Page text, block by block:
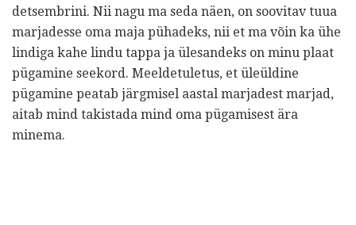
detsembrini. Nii nagu ma seda näen, on soovitav tuua
marjadesse oma maja pühadeks, nii et ma võin ka ühe
lindiga kahe lindu tappa ja ülesandeks on minu plaat
pügamine seekord. Meeldetuletus, et üleüldine
pügamine peatab järgmisel aastal marjadest marjad,
aitab mind takistada mind oma pügamisest ära
minema.